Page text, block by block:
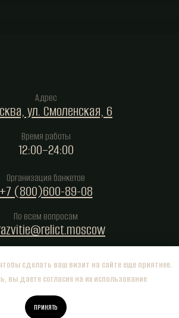
Адрес
ул. Смоленская, 6
Время работы
12:00–24:00
По всем вопросам
Организация банкетов
+7 (800)600-89-08
ООО Жордан ИНН 9704161956
сделать ваш визит на сайте еще приятнее.
вы даете согласие на их использование
ПРИНЯТЬ